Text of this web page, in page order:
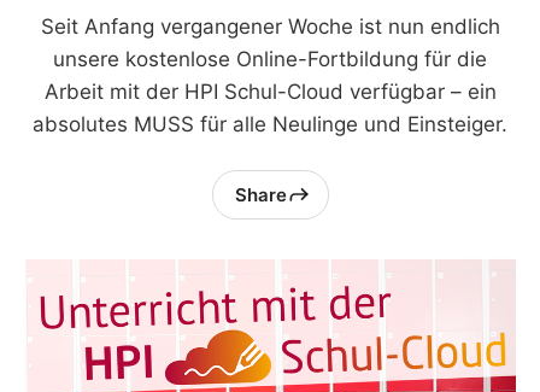
Seit Anfang vergangener Woche ist nun endlich
unsere kostenlose Online-Fortbildung für die
Arbeit mit der HPI Schul-Cloud verfügbar – ein
absolutes MUSS für alle Neulinge und Einsteiger.
Share